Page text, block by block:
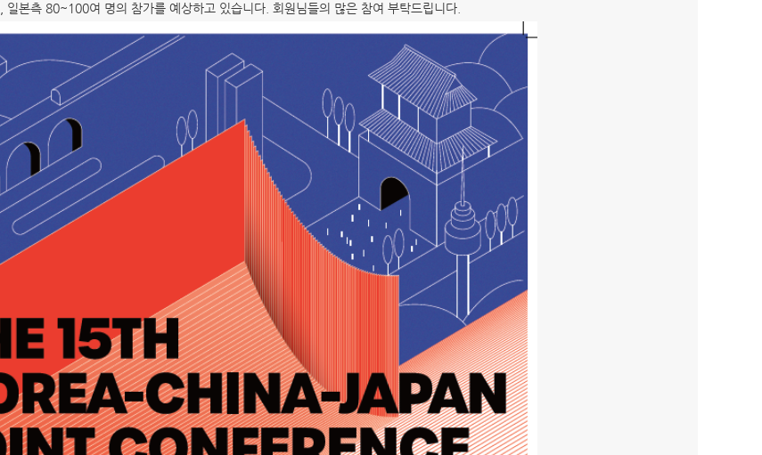
일본측 80~100여 명의 참가를 예상하고 있습니다. 회원님들의 많은 참여 부탁드립니다.